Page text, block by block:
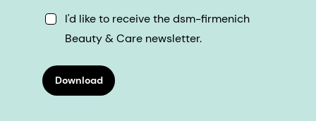
I'd like to receive the dsm-firmenich
Beauty & Care newsletter.
Download